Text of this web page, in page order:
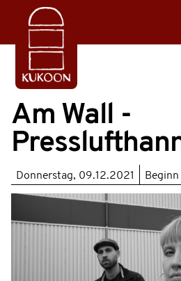
Am Wall -
Donnerstag, 09.12.2021 Beginn